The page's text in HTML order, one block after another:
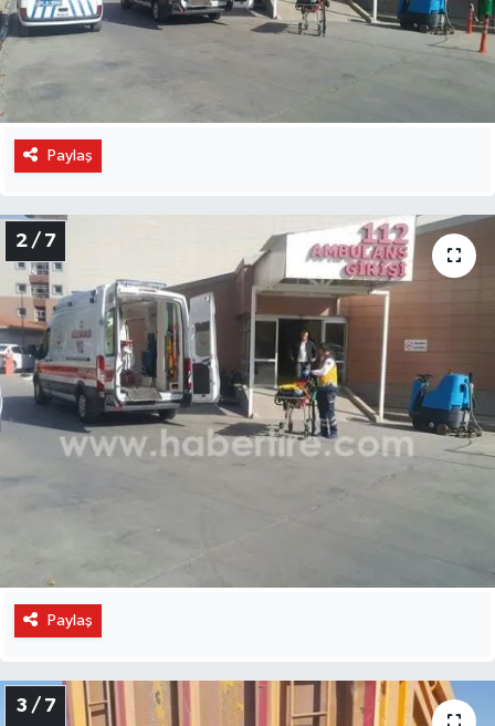
Paylaş
2 / 7
Paylaş
3 / 7